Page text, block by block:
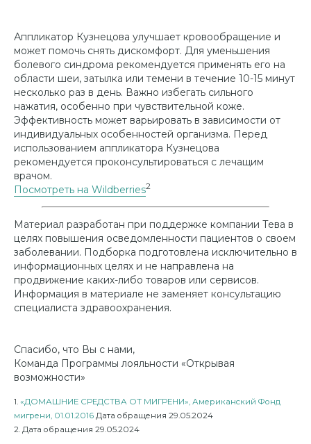
Аппликатор Кузнецова улучшает кровообращение и
может помочь снять дискомфорт. Для уменьшения
болевого синдрома рекомендуется применять его на
области шеи, затылка или темени в течение 10-15 минут
несколько раз в день. Важно избегать сильного
нажатия, особенно при чувствительной коже.
Эффективность может варьировать в зависимости от
индивидуальных особенностей организма. Перед
использованием аппликатора Кузнецова
рекомендуется проконсультироваться с лечащим
врачом.
Посмотреть на Wildberries2
Материал разработан при поддержке компании Тева в
целях повышения осведомленности пациентов о своем
заболевании. Подборка подготовлена исключительно в
информационных целях и не направлена на
продвижение каких-либо товаров или сервисов.
Информация в материале не заменяет консультацию
специалиста здравоохранения.
Спасибо, что Вы с нами,
Команда Программы лояльности «Открывая
возможности»
1. «ДОМАШНИЕ СРЕДСТВА ОТ МИГРЕНИ», Американский Фонд
мигрени, 01.01.2016 Дата обращения 29.05.2024
2. Дата обращения 29.05.2024